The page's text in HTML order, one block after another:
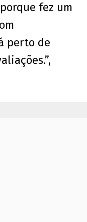
fez um
perto de